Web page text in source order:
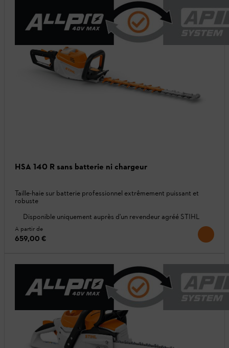
HSA 140 R sans batterie ni chargeur
Taille-haie sur batterie professionnel extrêmement puissant et
robuste
Disponible uniquement auprès d'un revendeur agréé STIHL
A partir de
659,00 €